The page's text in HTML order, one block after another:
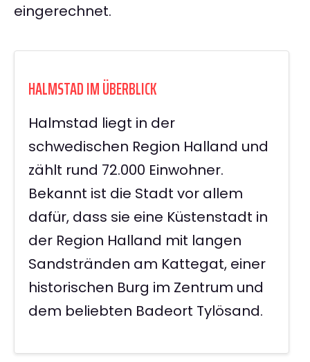
eingerechnet.
HALMSTAD IM ÜBERBLICK
Halmstad liegt in der
schwedischen Region Halland und
zählt rund 72.000 Einwohner.
Bekannt ist die Stadt vor allem
dafür, dass sie eine Küstenstadt in
der Region Halland mit langen
Sandstränden am Kattegat, einer
historischen Burg im Zentrum und
dem beliebten Badeort Tylösand.